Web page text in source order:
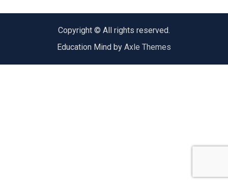
Copyright © All rights reserved.
Education Mind by Axle Themes